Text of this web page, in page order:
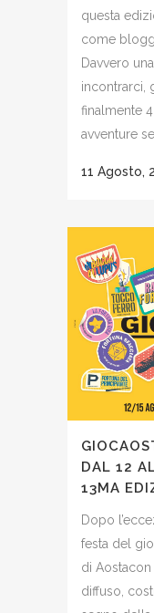
questa
come
Davvero
incontrarci,
finalmente
avventure
11 Agosto,
DAL 12
13MA
Dopo
festa del
di
diffuso,